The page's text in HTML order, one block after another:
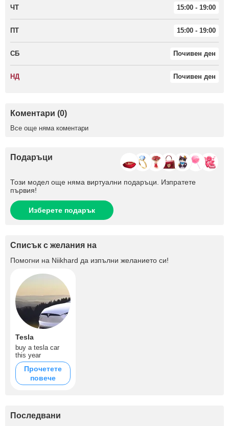
ЧТ 15:00 - 19:00
ПТ 15:00 - 19:00
СБ Почивен ден
НД Почивен ден
Коментари (0)
Все още няма коментари
Подаръци
Този модел още няма виртуални подаръци. Изпратете
първия!
Изберете подарък
Списък с желания на
Помогни на Niikhard да изпълни желанието си!
Tesla
buy a tesla car
this year
Прочетете
повече
Последвани